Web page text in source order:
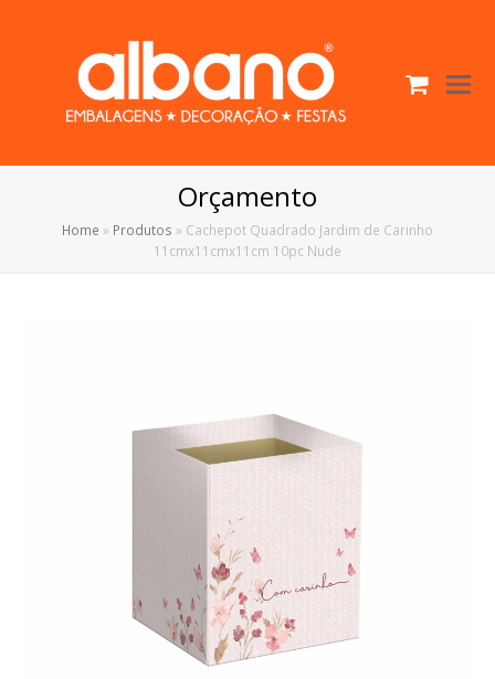
Cart
Orçamento
Home » Produtos » Cachepot Quadrado Jardim de Carinho
11cmx11cmx11cm 10pc Nude